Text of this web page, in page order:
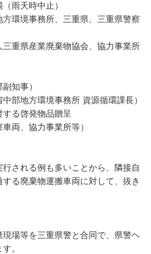
時中止）
境事務所、三重県、三重県警察
廃棄物協会、協力事業所
知事）
地方環境事務所 資源循環課長）
る啓発物品贈呈
、協力事業所等）
される例も多いことから、隣接自
る廃棄物運搬車両に対して、抜き
場等を三重県警と合同で、県警ヘ
。